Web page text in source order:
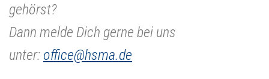
gehörst?
Dann melde Dich gerne bei uns
unter: office@hsma.de